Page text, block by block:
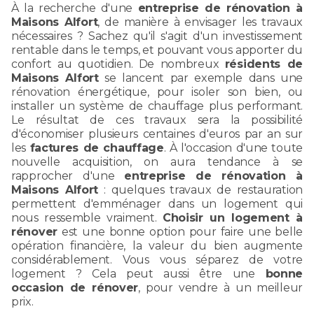
À la recherche d'une entreprise de rénovation à
Maisons Alfort, de manière à envisager les travaux
nécessaires ? Sachez qu'il s'agit d'un investissement
rentable dans le temps, et pouvant vous apporter du
confort au quotidien. De nombreux résidents de
Maisons Alfortse lancent par exemple dans une
rénovation énergétique, pour isoler son bien, ou
installer un système de chauffage plus performant.
Le résultat de ces travaux sera la possibilité
d'économiser plusieurs centaines d'euros par an sur
les factures de chauffage. À l'occasion d'une toute
nouvelle acquisition, on aura tendance à se
rapprocher d'une entreprise de rénovation à
Maisons Alfort : quelques travaux de restauration
permettent d'emménager dans un logement qui
nous ressemble vraiment. Choisir un logement à
rénoverest une bonne option pour faire une belle
opération financière, la valeur du bien augmente
considérablement. Vous vous séparez de votre
logement ? Cela peut aussi être une bonne
occasion de rénover, pour vendre à un meilleur
prix.